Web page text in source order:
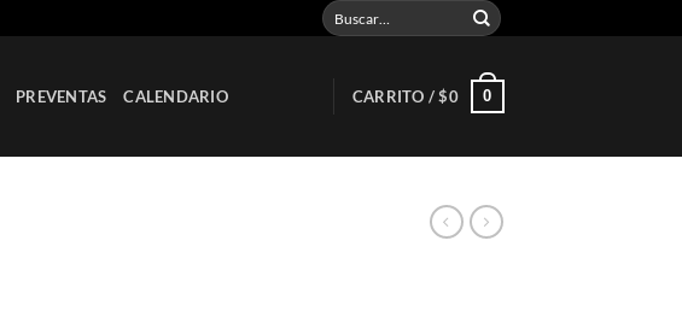
Buscar
por:
PREVENTAS CALENDARIO CARRITO /$0 0